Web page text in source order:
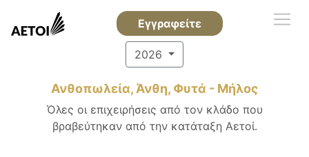
Εγγραφείτε
2026
Ανθοπωλεία, Άνθη, Φυτά - Μήλος
Όλες οι επιχειρήσεις από τον κλάδο που
βραβεύτηκαν από την κατάταξη Αετοί.